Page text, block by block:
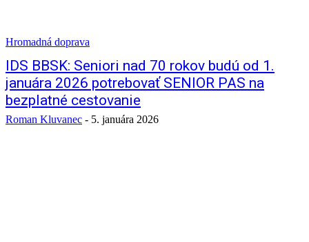
Hromadná doprava
IDS BBSK: Seniori nad 70 rokov budú od 1.
januára 2026 potrebovať SENIOR PAS na
bezplatné cestovanie
Roman Kluvanec - 5. januára 2026